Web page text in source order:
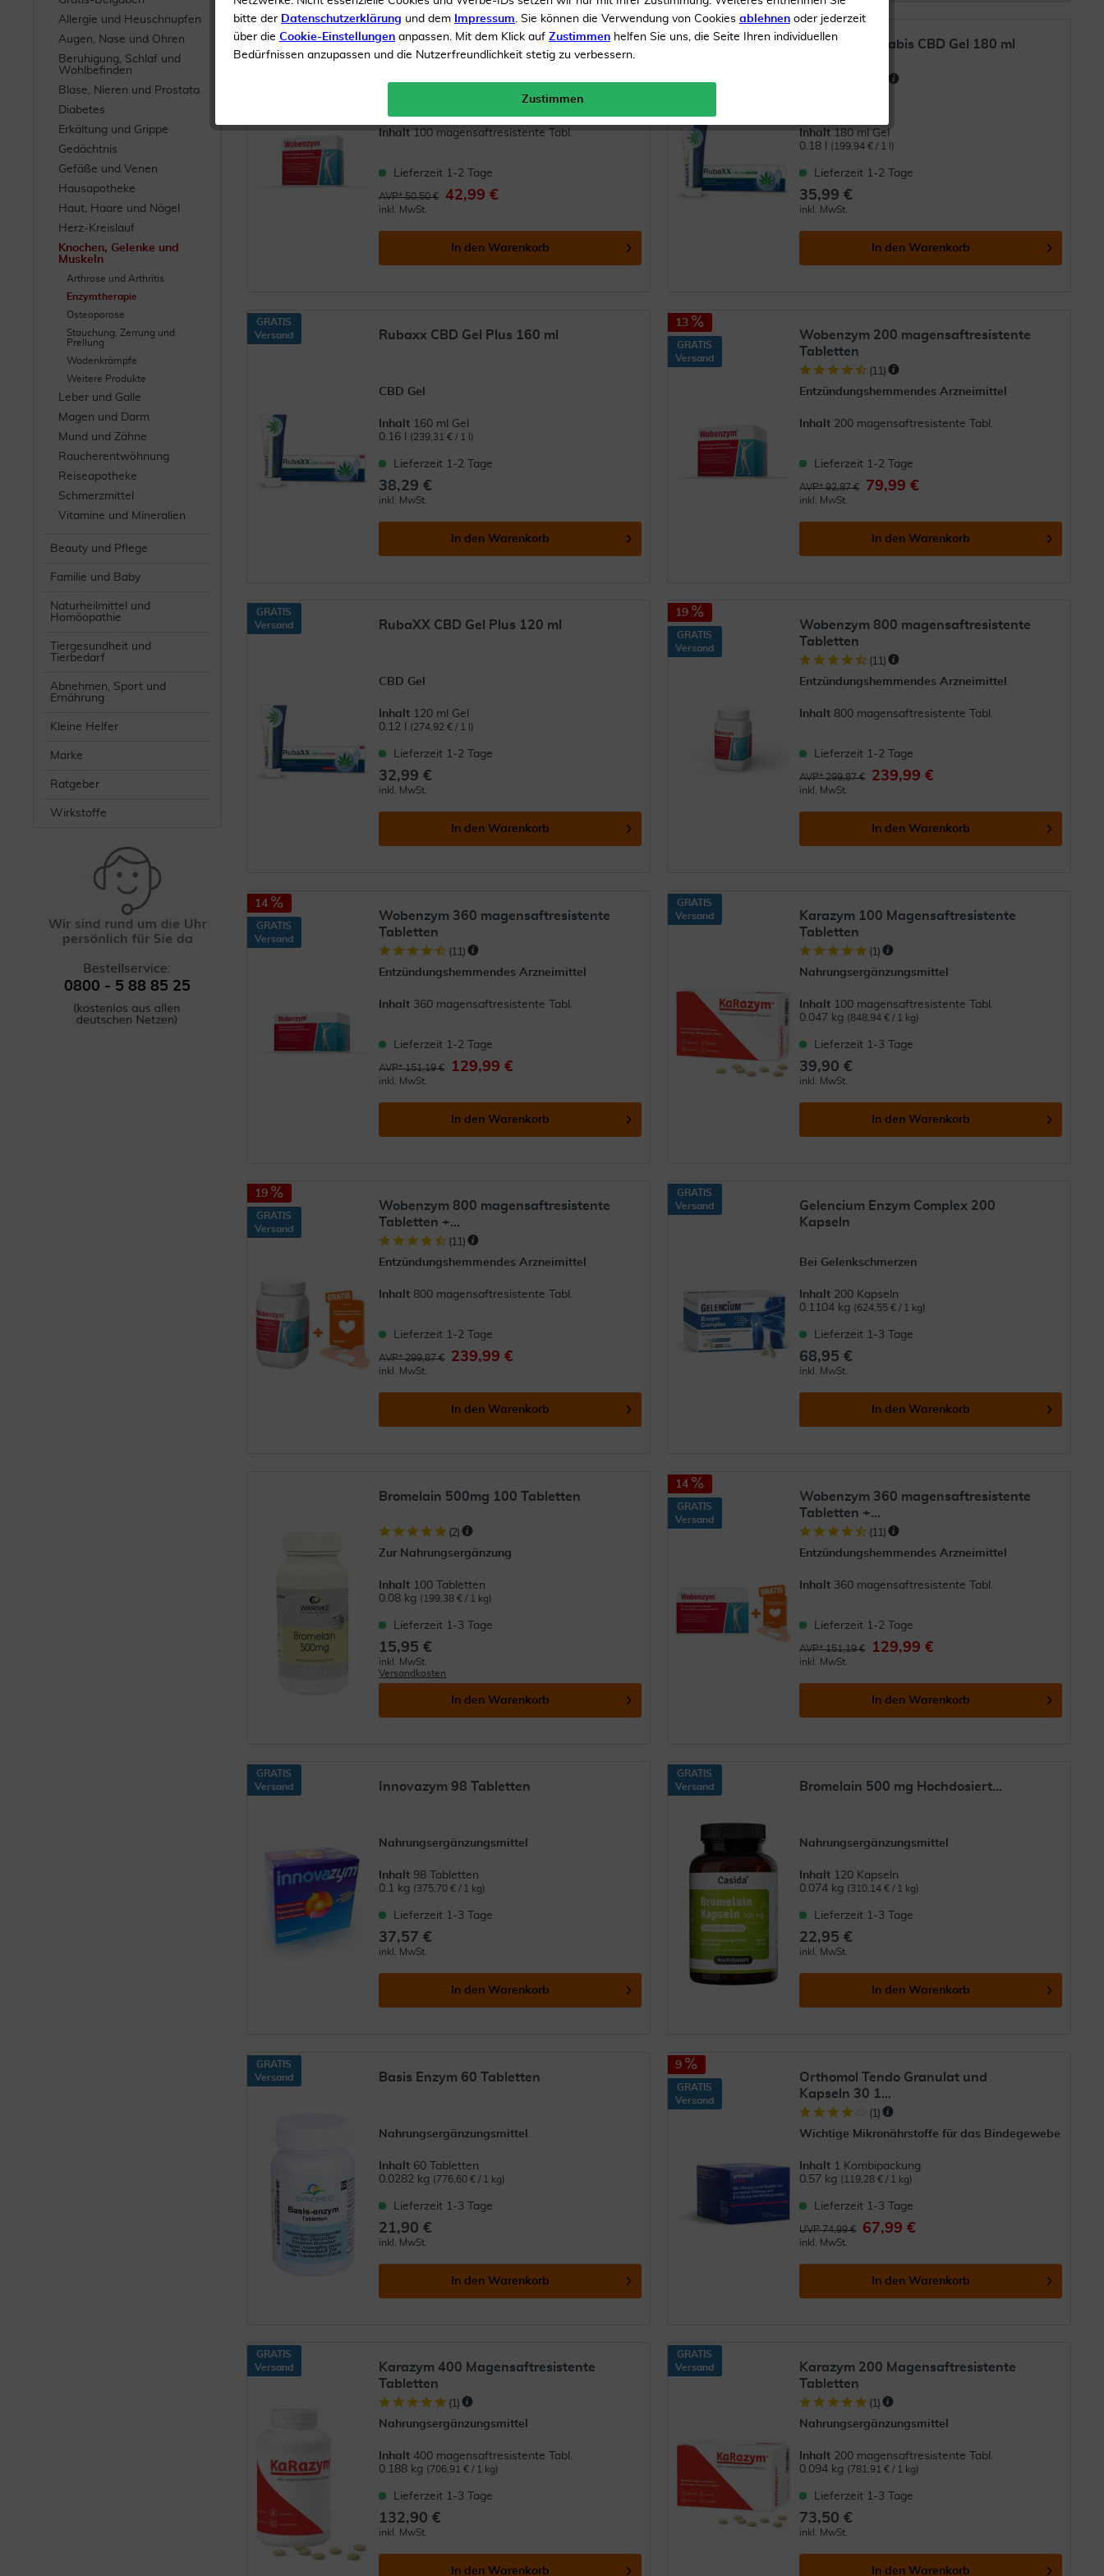
Allergie und Heuschnupfen
Augen, Nase und Ohren
Beruhigung, Schlaf und
Wohlbefinden
Blase, Nieren und Prostata
Diabetes
Erkältung und Grippe
Gedächtnis
Gefäße und Venen
Hausapotheke
Haut, Haare und Nägel
Herz-Kreislauf
Knochen, Gelenke und
Muskeln
Arthrose und Arthritis
Enzymtherapie
Osteoporose
Stauchung, Zerrung und
Prellung
Wadenkrämpfe
Weitere Produkte
Leber und Galle
Magen und Darm
Mund und Zähne
Raucherentwöhnung
Reiseapotheke
Schmerzmittel
Vitamine und Mineralien
Beauty und Pflege
Familie und Baby
Naturheilmittel und
Homöopathie
Tiergesundheit und
Tierbedarf
Abnehmen, Sport und
Ernährung
Kleine Helfer
Marke
Ratgeber
Wirkstoffe
0800 - 5 88 85 25
14
GRATIS
Wobenzym 100 magensaftresistente
Tabletten
(11)
Entzündungshemmendes Arzneimittel
Inhalt 100 magensaftresistente Tabl.
Lieferzeit 1-2 Tage
AVP* 50,50 € 42,99 €
inkl. MwSt.
In den Warenkorb
GRATIS
Versand
RubaXX Cannabis CBD Gel 180 ml
Inhalt 180 ml Gel
0.18 l
(199,94 € / 1 l)
Lieferzeit 1-2 Tage
35,99 €
inkl. MwSt.
In den Warenkorb
GRATIS
Versand
Rubaxx CBD Gel Plus 160 ml
CBD Gel
Inhalt 160 ml Gel
0.16 l
(239,31 € / 1 l)
Lieferzeit 1-2 Tage
38,29 €
inkl. MwSt.
In den Warenkorb
13
GRATIS
Versand
Wobenzym 200 magensaftresistente
Tabletten
(11)
Entzündungshemmendes Arzneimittel
Inhalt 200 magensaftresistente Tabl.
Lieferzeit 1-2 Tage
AVP* 92,87 € 79,99 €
inkl. MwSt.
In den Warenkorb
GRATIS
Versand
RubaXX CBD Gel Plus 120 ml
CBD Gel
Inhalt 120 ml Gel
0.12 l
(274,92 € / 1 l)
Lieferzeit 1-2 Tage
32,99 €
inkl. MwSt.
In den Warenkorb
19
GRATIS
Versand
Wobenzym 800 magensaftresistente
Tabletten
(11)
Entzündungshemmendes Arzneimittel
Inhalt 800 magensaftresistente Tabl.
Lieferzeit 1-2 Tage
AVP* 299,87 € 239,99 €
inkl. MwSt.
In den Warenkorb
14
GRATIS
Versand
Wobenzym 360 magensaftresistente
Tabletten
(11 )
Entzündungshemmendes Arzneimittel
Inhalt 360 magensaftresistente Tabl.
Lieferzeit 1-2 Tage
AVP* 151,19 € 129,99 €
inkl. MwSt.
In den Warenkorb
GRATIS
Versand
Karazym 100 Magensaftresistente
Tabletten
(1 )
Nahrungsergänzungsmittel
Inhalt 100 magensaftresistente Tabl.
0.047 kg (848,94 € / 1 kg)
Lieferzeit 1-3 Tage
39,90 €
inkl. MwSt.
In den Warenkorb
19
GRATIS
Versand
Wobenzym 800 magensaftresistente
Tabletten +...
(11)
Entzündungshemmendes Arzneimittel
Inhalt 800 magensaftresistente Tabl.
Lieferzeit 1-2 Tage
AVP* 299,87 € 239,99 €
inkl. MwSt.
In den Warenkorb
GRATIS
Versand
Gelencium Enzym Complex 200
Kapseln
Bei Gelenkschmerzen
Inhalt 200 Kapseln
0.1104 kg (624,55 € / 1 kg)
Lieferzeit 1-3 Tage
68,95 €
inkl. MwSt.
In den Warenkorb
Bromelain 500mg 100 Tabletten
(2)
Zur Nahrungsergänzung
Inhalt 100 Tabletten
0.08 kg (199,38 € / 1 kg)
Lieferzeit 1-3 Tage
15,95 €
inkl. MwSt.
Versandkosten
In den Warenkorb
14
GRATIS
Versand
Wobenzym 360 magensaftresistente
Tabletten +...
(11 )
Entzündungshemmendes Arzneimittel
Inhalt 360 magensaftresistente Tabl.
Lieferzeit 1-2 Tage
AVP* 151,19 € 129,99 €
inkl. MwSt.
In den Warenkorb
GRATIS
Versand
Innovazym 98 Tabletten
Nahrungsergänzungsmittel
Inhalt 98 Tabletten
0.1 kg (375,70 € / 1 kg)
Lieferzeit 1-3 Tage
37,57 €
inkl. MwSt.
In den Warenkorb
GRATIS
Versand
Bromelain 500 mg Hochdosiert...
Nahrungsergänzungsmittel
Inhalt 120 Kapseln
0.074 kg (310,14 € / 1 kg)
Lieferzeit 1-3 Tage
22,95 €
inkl. MwSt.
In den Warenkorb
GRATIS
Versand
Basis Enzym 60 Tabletten
Nahrungsergänzungsmittel
Inhalt 60 Tabletten
0.0282 kg (776,60 € / 1 kg)
Lieferzeit 1-3 Tage
21,90 €
inkl. MwSt.
In den Warenkorb
9
GRATIS
Versand
Orthomol Tendo Granulat und
Kapseln 30 1...
(1 )
Wichtige Mikronährstoffe für das Bindegewebe
Inhalt 1 Kombipackung
0.57 kg (119,28 € / 1 kg)
Lieferzeit 1-3 Tage
UVP 74,99 € 67,99 €
inkl. MwSt.
In den Warenkorb
GRATIS
Versand
Karazym 400 Magensaftresistente
Tabletten
(1)
Nahrungsergänzungsmittel
Inhalt 400 magensaftresistente Tabl.
0.188 kg (706,91 € / 1 kg)
Lieferzeit 1-3 Tage
132,90 €
inkl. MwSt.
In den Warenkorb
GRATIS
Versand
Karazym 200 Magensaftresistente
Tabletten
(1)
Nahrungsergänzungsmittel
Inhalt 200 magensaftresistente Tabl.
0.094 kg (781,91 € / 1 kg)
Lieferzeit 1-3 Tage
73,50 €
inkl. MwSt.
In den Warenkorb
bitte der Datenschutzerklärung und dem Impressum. Sie können die Verwendung von Cookies ablehnen oder jederzeit
über die Cookie-Einstellungen anpassen. Mit dem Klick auf Zustimmen helfen Sie uns, die Seite Ihren individuellen
Bedürfnissen anzupassen und die Nutzerfreundlichkeit stetig zu verbessern.
Zustimmen